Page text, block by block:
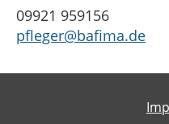
09921 959156
pfleger@bafima.de